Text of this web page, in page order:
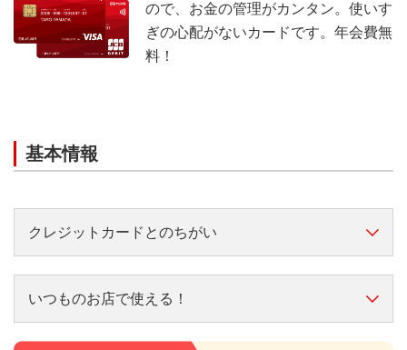
ので、お金の管理がカンタン。使いす
ぎの心配がないカードです。年会費無
料！
基本情報
クレジットカードとのちがい
デビットカードとクレジットカードは似ていますが、実
はこんな違いがあります。
三菱ＵＦＪデビット
いつものお店で使える！
スーパーやドラッグストア、コンビニやレストラン、ネ